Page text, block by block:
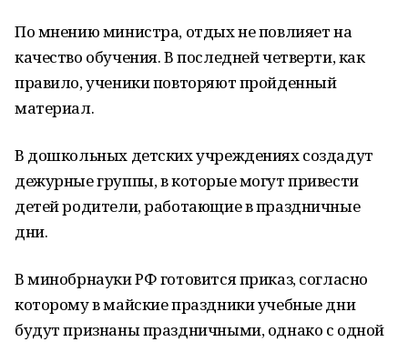
По мнению министра, отдых не повлияет на
качество обучения. В последней четверти, как
правило, ученики повторяют пройденный
материал.
В дошкольных детских учреждениях создадут
дежурные группы, в которые могут привести
детей родители, работающие в праздничные
дни.
В минобрнауки РФ готовится приказ, согласно
которому в майские праздники учебные дни
будут признаны праздничными, однако с одной